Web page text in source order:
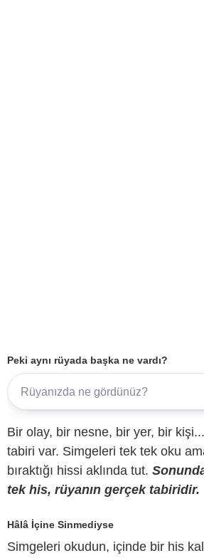
Peki aynı rüyada başka ne vardı?
Bir olay, bir nesne, bir yer, bir
tabiri var. Simgeleri tek tek oku
bıraktığı hissi aklında tut.
tek his, rüyanın gerçek tabiridir.
Hâlâ İçine Sinmediyse
Simgeleri okudun, içinde bir his